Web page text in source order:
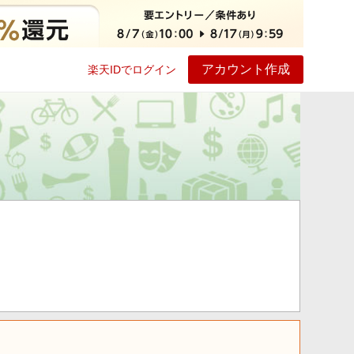
楽天IDでログイン アカウント作成
ビス ヘルプ